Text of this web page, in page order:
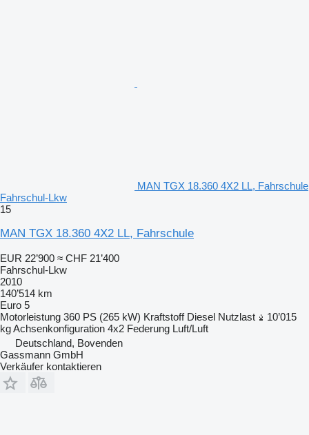
MAN TGX 18.360 4X2 LL, Fahrschule
Fahrschul-Lkw
15
MAN TGX 18.360 4X2 LL, Fahrschule
EUR 22’900 ≈ CHF 21’400
Fahrschul-Lkw
2010
140’514 km
Euro 5
Motorleistung 360 PS (265 kW) Kraftstoff Diesel Nutzlast
10’015
kgAchsenkonfiguration 4x2 Federung Luft/Luft
Deutschland, Bovenden
Gassmann GmbH
Verkäufer kontaktieren